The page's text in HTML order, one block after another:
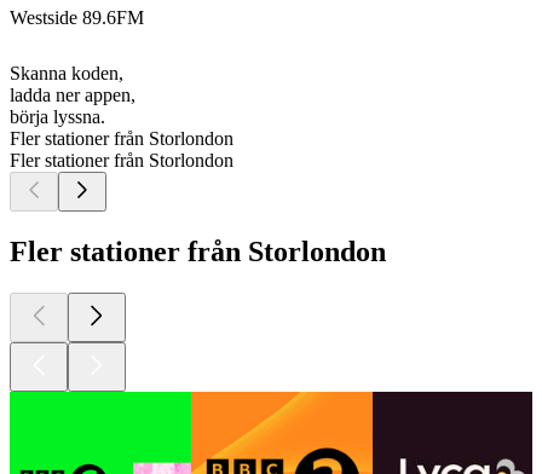
Westside 89.6FM
Skanna koden,
ladda ner appen,
börja lyssna.
Fler stationer från Storlondon
Fler stationer från Storlondon
Fler stationer från Storlondon